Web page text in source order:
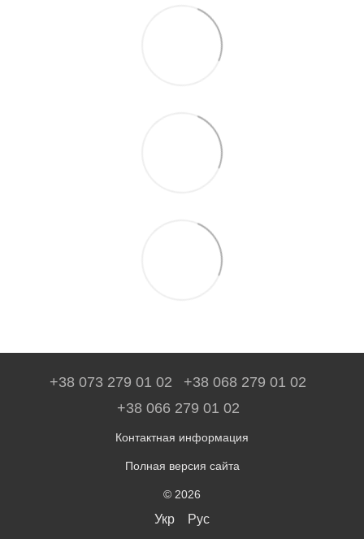
+38 073 279 01 02
+38 068 279 01 02
+38 066 279 01 02
Контактная информация
Полная версия сайта
© 2026
Укр Рус